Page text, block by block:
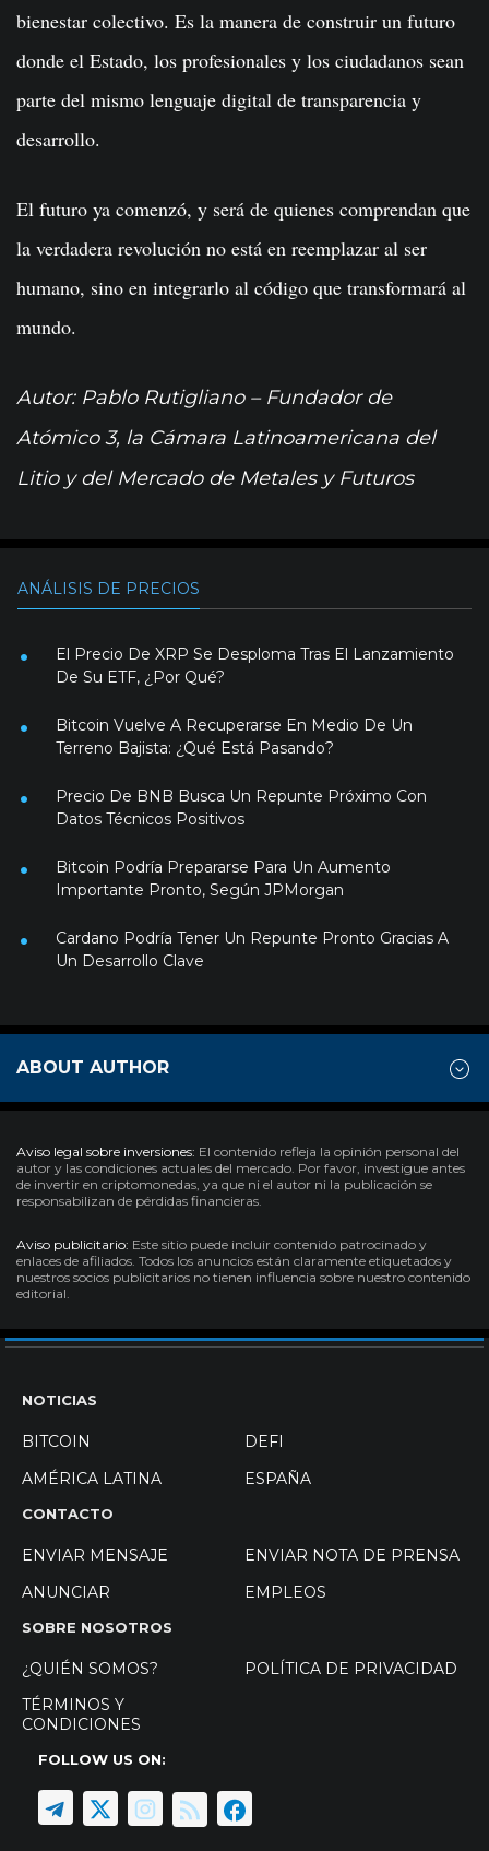
bienestar colectivo. Es la manera de construir un futuro
donde el Estado, los profesionales y los ciudadanos sean
parte del mismo lenguaje digital de transparencia y
desarrollo.
El futuro ya comenzó, y será de quienes comprendan que
la verdadera revolución no está en reemplazar al ser
humano, sino en integrarlo al código que transformará al
mundo.
Autor: Pablo Rutigliano – Fundador de
Atómico 3, la Cámara Latinoamericana del
Litio y del Mercado de Metales y Futuros
ANÁLISIS DE PRECIOS
El Precio De XRP Se Desploma Tras El Lanzamiento
De Su ETF, ¿Por Qué?
Bitcoin Vuelve A Recuperarse En Medio De Un
Terreno Bajista: ¿Qué Está Pasando?
Precio De BNB Busca Un Repunte Próximo Con
Datos Técnicos Positivos
Bitcoin Podría Prepararse Para Un Aumento
Importante Pronto, Según JPMorgan
Cardano Podría Tener Un Repunte Pronto Gracias A
Un Desarrollo Clave
ABOUT AUTHOR
Aviso legal sobre inversiones: El contenido refleja la opinión personal del
autor y las condiciones actuales del mercado. Por favor, investigue antes
de invertir en criptomonedas, ya que ni el autor ni la publicación se
responsabilizan de pérdidas financieras.
Aviso publicitario: Este sitio puede incluir contenido patrocinado y
enlaces de afiliados. Todos los anuncios están claramente etiquetados y
nuestros socios publicitarios no tienen influencia sobre nuestro contenido
editorial.
NOTICIAS
BITCOIN
DEFI
AMÉRICA LATINA
ESPAÑA
CONTACTO
ENVIAR MENSAJE
ENVIAR NOTA DE PRENSA
ANUNCIAR
EMPLEOS
SOBRE NOSOTROS
¿QUIÉN SOMOS?
POLÍTICA DE PRIVACIDAD
TÉRMINOS Y
CONDICIONES
FOLLOW US ON: